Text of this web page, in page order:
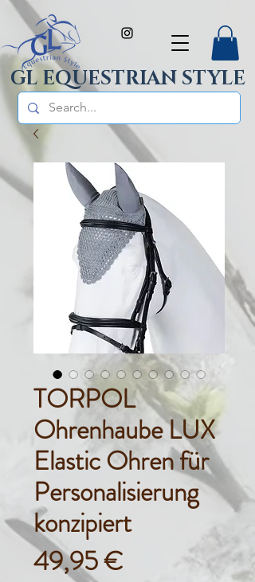
GL EQUESTRIAN STYLE
TORPOL
Ohrenhaube LUX
Elastic Ohren für
Personalisierung
konzipiert
49,95 €Preis